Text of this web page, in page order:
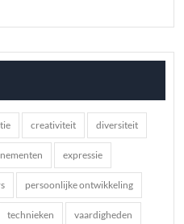
creativiteit diversiteit
expressie
persoonlijke ontwikkeling
technieken vaardigheden